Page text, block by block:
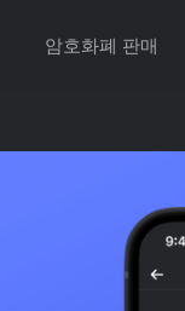
암호화폐 판매